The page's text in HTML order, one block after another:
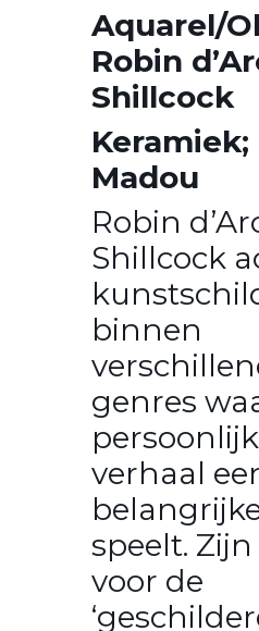
Aquarel/
Robin
Shillcock
Madou
Robin
Shillcock
binnen
genres
verhaal
speelt.
voor de